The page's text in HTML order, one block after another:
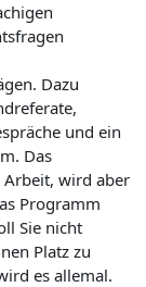
Dazu
und ein
Das
wird aber
Programm
Sie nicht
Platz zu
es allemal.